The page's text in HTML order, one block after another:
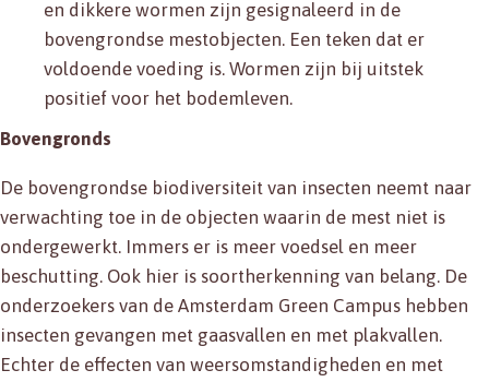
en dikkere wormen zijn gesignaleerd in de
bovengrondse mestobjecten. Een teken dat er
voldoende voeding is. Wormen zijn bij uitstek
positief voor het bodemleven.
Bovengronds
De bovengrondse biodiversiteit van insecten neemt naar
verwachting toe in de objecten waarin de mest niet is
ondergewerkt. Immers er is meer voedsel en meer
beschutting. Ook hier is soortherkenning van belang. De
onderzoekers van de Amsterdam Green Campus hebben
insecten gevangen met gaasvallen en met plakvallen.
Echter de effecten van weersomstandigheden en met